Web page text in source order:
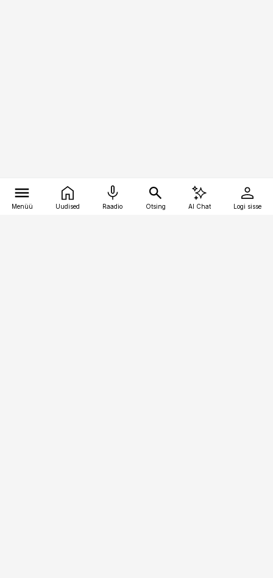
Menüü Uudised Raadio Otsing AI Chat Logi sisse